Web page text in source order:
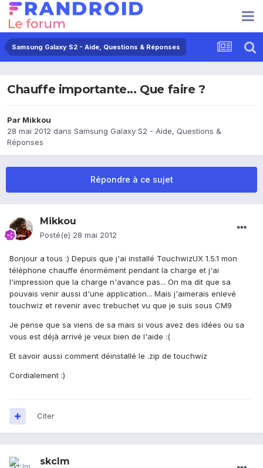
Samsung Galaxy S2 - Aide, Questions & Réponses
Chauffe importante... Que faire ?
Par Mikkou
28 mai 2012 dans Samsung Galaxy S2 - Aide, Questions &
Réponses
Répondre à ce sujet
Mikkou
Posté(e) 28 mai 2012
Bonjour a tous :) Depuis que j'ai installé TouchwizUX 1.5.1 mon
téléphone chauffe énormément pendant la charge et j'ai
l'impression que la charge n'avance pas... On ma dit que sa
pouvais venir aussi d'une application... Mais j'aimerais enlevé
touchwiz et revenir avec trebuchet vu que je suis sous CM9
Je pense que sa viens de sa mais si vous avez des idées ou sa
vous est déjà arrivé je veux bien de l'aide :(
Et savoir aussi comment déinstallé le .zip de touchwiz
Cordialement :)
Citer
skclm